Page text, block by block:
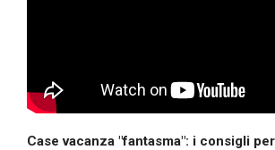
Case vacanza "fantasma": i consigli